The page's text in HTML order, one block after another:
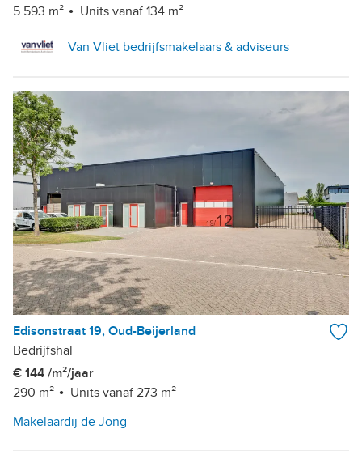
5.593 m²
Units vanaf 134 m²
Van Vliet bedrijfsmakelaars & adviseurs
Edisonstraat 19, Oud-Beijerland
Bedrijfshal
€ 144 /m²/jaar
290 m²
Units vanaf 273 m²
Makelaardij de Jong